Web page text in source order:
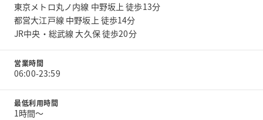
東京メトロ丸ノ内線 中野坂上 徒歩13分
都営大江戸線 中野坂上 徒歩14分
JR中央・総武線 大久保 徒歩20分
営業時間
06:00-23:59
最低利用時間
1時間〜